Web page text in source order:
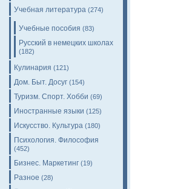
Учебная литература (274)
Учебные пособия (83)
Русский в немецких школах
(182)
Кулинария (121)
Дом. Быт. Досуг (154)
Туризм. Спорт. Хобби (69)
Иностранные языки (125)
Искусство. Культура (180)
Психология. Философия
(452)
Бизнес. Маркетинг (19)
Разное (28)